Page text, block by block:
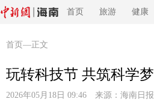
首页 旅游 健康
首页 —正文
玩转科技节 共筑科学梦
2026年05月18日 09:46 来源： 海南日报